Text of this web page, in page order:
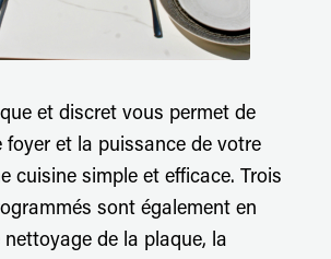
et discret vous permet de
foyer et la puissance de votre
cuisine simple et efficace. Trois
sont également en
de la plaque, la